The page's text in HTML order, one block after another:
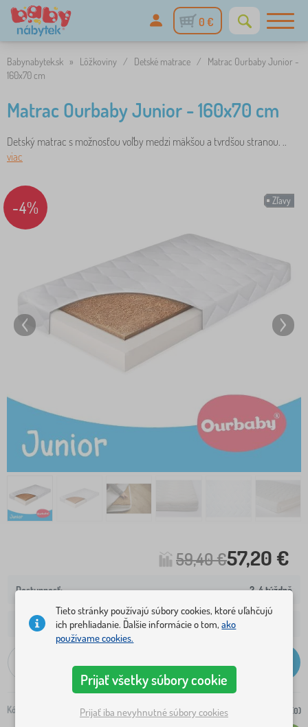
0 €
Babynabytek.sk » Lôžkoviny / Detské matrace /
Matrac Ourbaby Junior -
160x70 cm
Matrac Ourbaby Junior - 160x70 cm
Detský matrac s možnosťou voľby medzi mäkšou a tvrdšou stranou. ..
viac
Zľavy
-4%
59,40 €57,20 €
2-4 týždně
Doprava na Vašu adresu od:
Kód: +do nákupného zoznamu (0)
Tieto stránky používajú súbory cookies, ktoré uľahčujú
ich prehliadanie. Ďalšie informácie o tom,ako
používame cookies.
Prijať všetky súbory cookie
Prijať iba nevyhnutné súbory cookies